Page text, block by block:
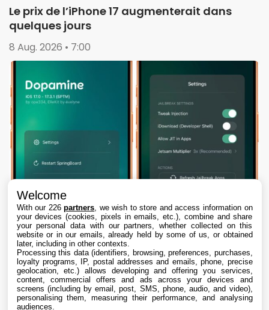
Le prix de l’iPhone 17 augmenterait dans
quelques jours
8 Aug. 2026 • 7:00
Dopamine 3, le jailbreak pour iOS 26 sur
iPhone, est disponible
Welcome
With our 226partners , we wish to store and access information on
your devices (cookies, pixels in emails, etc.), combine and share
your personal data with our partners, whether collected on this
website or in our emails, already held by some of us, or obtained
later, including in other contexts.
Processing this data (identifiers, browsing, preferences, purchases,
loyalty programs, IP, postal addresses and emails, phone, precise
geolocation, etc.) allows developing and offering you services,
content, commercial offers and ads across your devices and
screens (including by email, post, SMS, phone, audio, and video),
personalising them, measuring their performance, and analysing
audiences.